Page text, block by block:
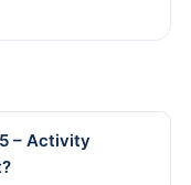
– Activity